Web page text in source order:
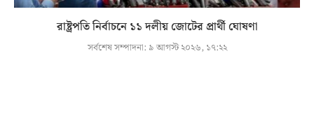
রাষ্ট্রপতি নির্বাচনে ১১ দলীয় জোটের প্রার্থী ঘোষণা
সর্বশেষ সম্পাদনা: ৯ আগস্ট ২০২৬, ১৭:২২